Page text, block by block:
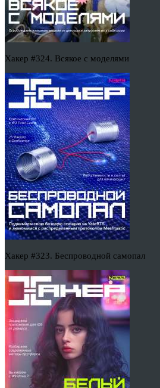
Хакер #324. Всякое с моделями
Хакер #323. Беспроводной самопал